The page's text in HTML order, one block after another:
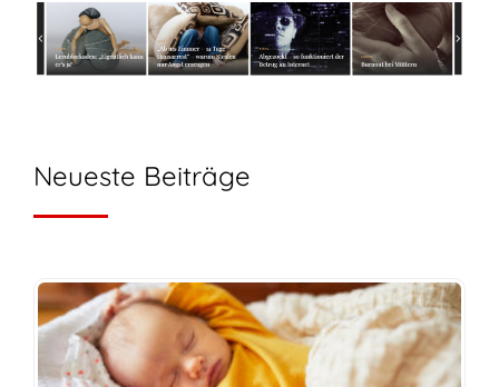
Neueste Beiträge